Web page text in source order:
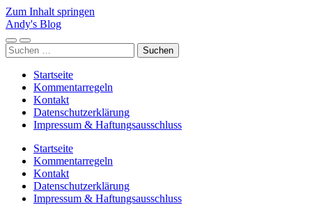
Zum Inhalt springen
Andy's Blog
Mobile-
Menü
Suchfeld
ein-/ausblenden
Suchen
nach:
Startseite
Kommentarregeln
Kontakt
Datenschutzerklärung
Impressum & Haftungsausschluss
Startseite
Kommentarregeln
Kontakt
Datenschutzerklärung
Impressum & Haftungsausschluss